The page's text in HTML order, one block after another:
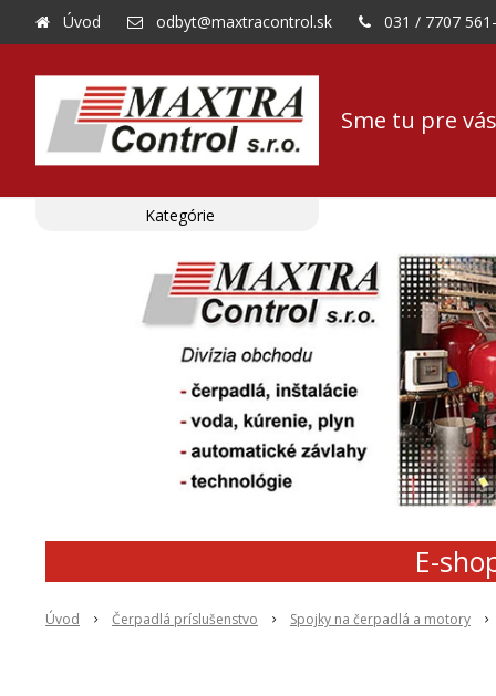
Sme tu pre
Úvod odbyt@maxtracontrol.sk 031 / 7707
E-
Úvod Čerpadlá príslušenstvo Spojky na čerpadlá a motory
Kategórie